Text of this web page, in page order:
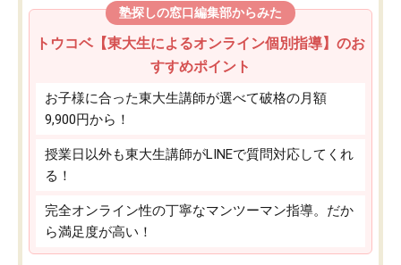
塾探しの窓口編集部からみた
トウコベ【東大生によるオンライン個別指導】のお
すすめポイント
お子様に合った東大生講師が選べて破格の月額
9,900円から！
授業日以外も東大生講師がLINEで質問対応してくれ
る！
完全オンライン性の丁寧なマンツーマン指導。だか
ら満足度が高い！